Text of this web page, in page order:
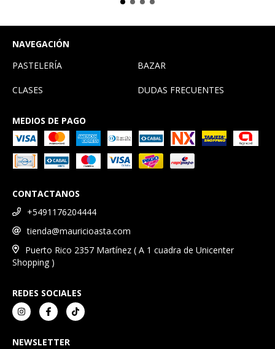
NAVEGACIÓN
PASTELERÍA
BAZAR
CLASES DUDAS FRECUENTES
MEDIOS DE PAGO
CONTACTANOS
+5491176204444
tienda@mauricioasta.com
Puerto Rico 2357 Martínez ( A 1 cuadra de Unicenter
Shopping )
REDES SOCIALES
NEWSLETTER